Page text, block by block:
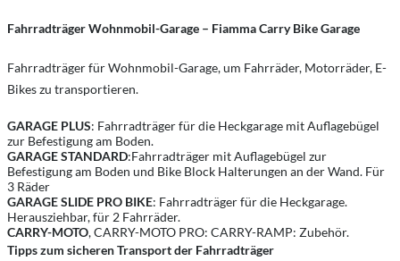
Fahrradträger Wohnmobil-Garage – Fiamma Carry Bike Garage
Fahrradträger für Wohnmobil-Garage, um Fahrräder, Motorräder, E-
Bikes zu transportieren.
GARAGE PLUS: Fahrradträger für die Heckgarage mit Auflagebügel
zur Befestigung am Boden.
GARAGE STANDARD:Fahrradträger mit Auflagebügel zur
Befestigung am Boden und Bike Block Halterungen an der Wand. Für
3 Räder
GARAGE SLIDE PRO BIKE: Fahrradträger für die Heckgarage.
Herausziehbar, für 2 Fahrräder.
CARRY-MOTO, CARRY-MOTO PRO: CARRY-RAMP: Zubehör.
Tipps zum sicheren Transport der Fahrradträger